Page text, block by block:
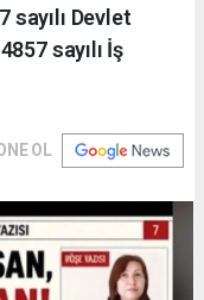
sayılı Devlet
sayılı İş
OL